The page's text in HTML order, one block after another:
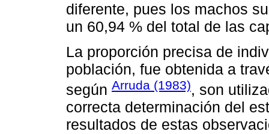
diferente, pues los machos
un 60,94 % del total de las
La proporción precisa de
población, fue obtenida a
según Arruda (1983), son
correcta determinación del
resultados de estas